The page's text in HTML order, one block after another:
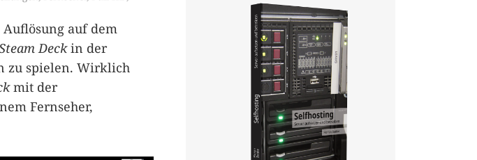
auf dem
Deckin der
zu spielen. Wirklich
mit der
Fernseher,